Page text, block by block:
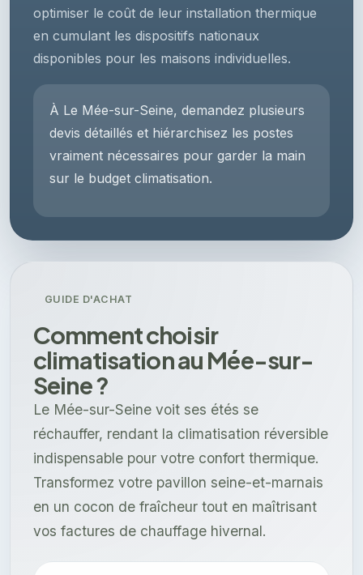
optimiser le coût de leur installation thermique
en cumulant les dispositifs nationaux
disponibles pour les maisons individuelles.
À Le Mée-sur-Seine, demandez plusieurs
devis détaillés et hiérarchisez les postes
vraiment nécessaires pour garder la main
sur le budget climatisation.
GUIDE D'ACHAT
Comment choisir
climatisation au Mée-sur-
Seine ?
Le Mée-sur-Seine voit ses étés se
réchauffer, rendant la climatisation réversible
indispensable pour votre confort thermique.
Transformez votre pavillon seine-et-marnais
en un cocon de fraîcheur tout en maîtrisant
vos factures de chauffage hivernal.